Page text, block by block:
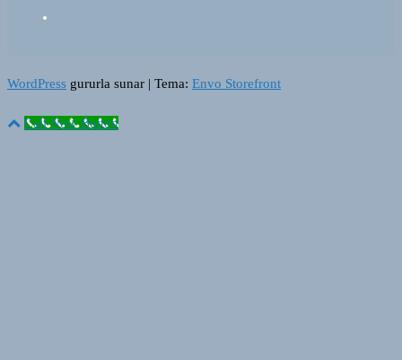
WordPress gururla sunar | Tema: Envo Storefront
Call Now Button